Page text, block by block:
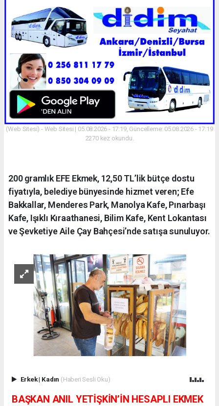
(Web Sitesi) - Web Sitesi | 05.08.2026 - 17:19, Güncelleme: 05.08.2026 - 17:19
2270 kez okundu.
200 gramlık EFE Ekmek, 12,50 TL’lik bütçe dostu
fiyatıyla, belediye bünyesinde hizmet veren; Efe
Bakkallar, Menderes Park, Manolya Kafe, Pınarbaşı
Kafe, Işıklı Kıraathanesi, Bilim Kafe, Kent Lokantası
ve Şevketiye Aile Çay Bahçesi’nde satışa sunuluyor.
Erkek| Kadın (Haberi Sesli Oku)
BAŞKAN ANIL YETİŞKİN’İN HESAPLI EKMEK